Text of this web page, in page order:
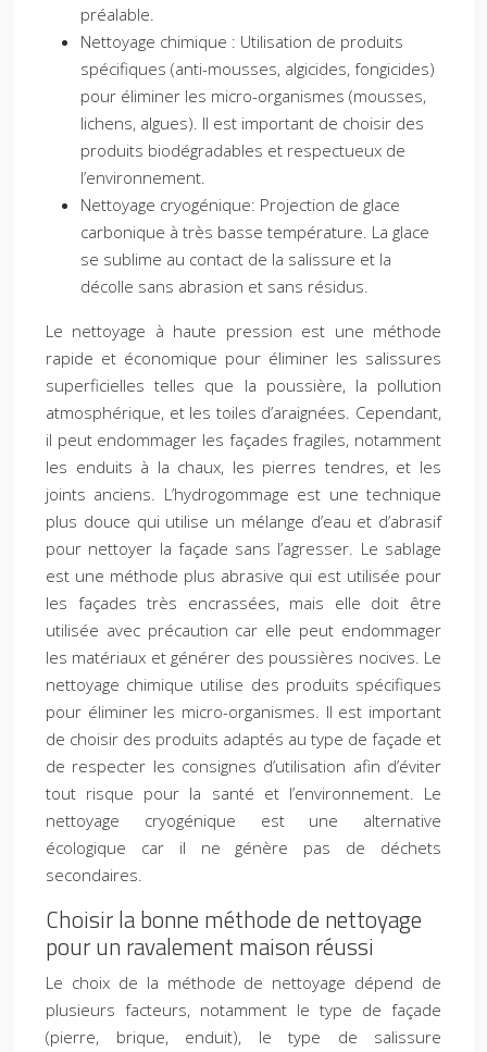
préalable.
Nettoyage chimique : Utilisation de produits
spécifiques (anti-mousses, algicides, fongicides)
pour éliminer les micro-organismes (mousses,
lichens, algues). Il est important de choisir des
produits biodégradables et respectueux de
l’environnement.
Nettoyage cryogénique: Projection de glace
carbonique à très basse température. La glace
se sublime au contact de la salissure et la
décolle sans abrasion et sans résidus.
Le nettoyage à haute pression est une méthode
rapide et économique pour éliminer les salissures
superficielles telles que la poussière, la pollution
atmosphérique, et les toiles d’araignées. Cependant,
il peut endommager les façades fragiles, notamment
les enduits à la chaux, les pierres tendres, et les
joints anciens. L’hydrogommage est une technique
plus douce qui utilise un mélange d’eau et d’abrasif
pour nettoyer la façade sans l’agresser. Le sablage
est une méthode plus abrasive qui est utilisée pour
les façades très encrassées, mais elle doit être
utilisée avec précaution car elle peut endommager
les matériaux et générer des poussières nocives. Le
nettoyage chimique utilise des produits spécifiques
pour éliminer les micro-organismes. Il est important
de choisir des produits adaptés au type de façade et
de respecter les consignes d’utilisation afin d’éviter
tout risque pour la santé et l’environnement. Le
nettoyage cryogénique est une alternative
écologique car il ne génère pas de déchets
secondaires.
Choisir la bonne méthode de nettoyage
pour un ravalement maison réussi
Le choix de la méthode de nettoyage dépend de
plusieurs facteurs, notamment le type de façade
(pierre, brique, enduit), le type de salissure